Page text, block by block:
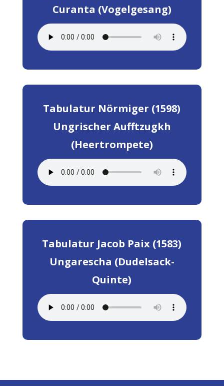
Curanta (Vogelgesang)
Tabulatur Nörmiger (1598)
Ungrischer Aufftzugkh
(Heertrompete)
Tabulatur Jacob Paix (1583)
Ungarescha (Dudelsack-
Quinte)